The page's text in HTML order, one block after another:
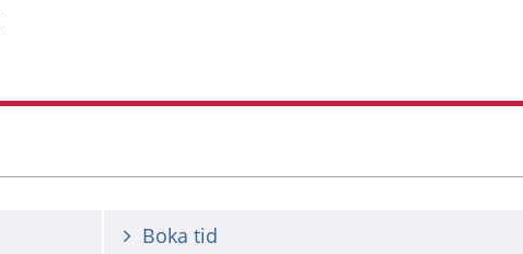
Boka tid